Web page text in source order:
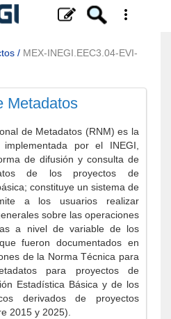
/ MEX-INEGI.EEC3.04-EVI-
Metadatos
de Metadatos (RNM) es la
implementada por el INEGI,
de difusión y consulta de
de los proyectos de
constituye un sistema de
a los usuarios realizar
sobre las operaciones
a nivel de variable de los
fueron documentados en
de la Norma Técnica para
para proyectos de
Estadística Básica y de los
derivados de proyectos
2015 y 2025).